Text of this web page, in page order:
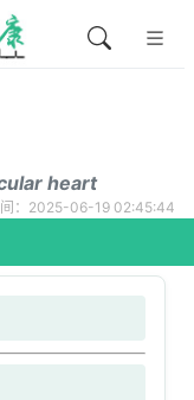
heart
间：2025-06-19 02:45:44